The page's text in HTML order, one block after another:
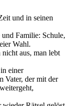
und in seinen
Familie: Schule,
Wahl.
nicht aus, man lebt
einer
Vater, der mit der